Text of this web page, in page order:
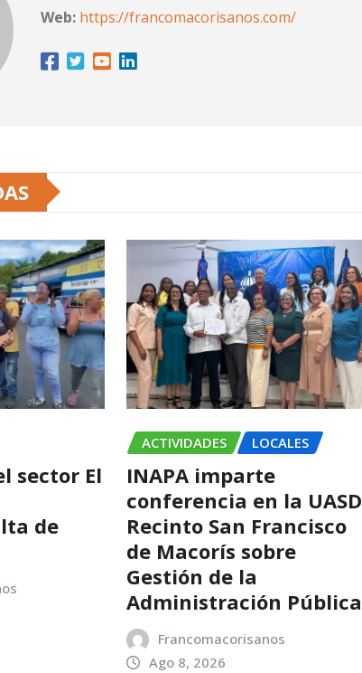
Web: https://francomacorisanos.com/
sector El
de
ACTIVIDADES LOCALES
INAPA imparte
conferencia en la UASD
Recinto San Francisco
de Macorís sobre
Gestión de la
Administración Pública
Francomacorisanos
Ago 8, 2026